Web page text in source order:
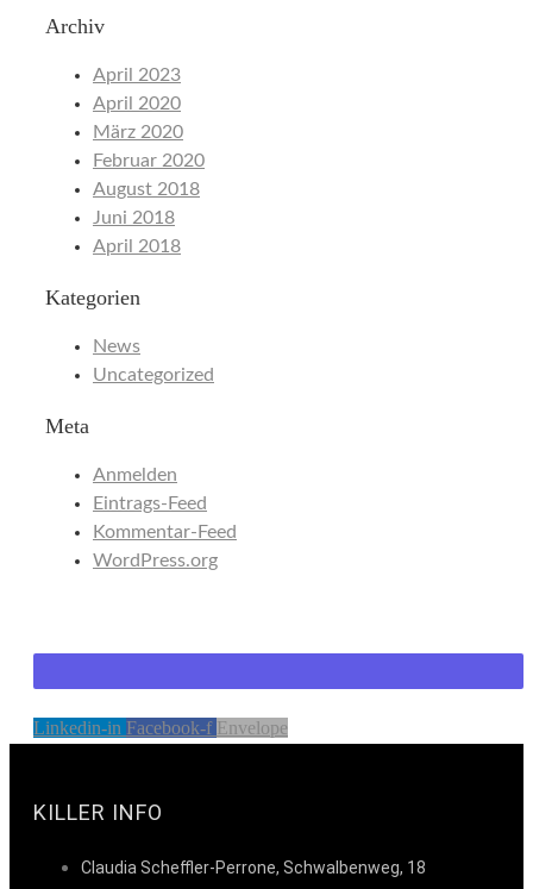
Archiv
April 2023
April 2020
März 2020
Februar 2020
August 2018
Juni 2018
April 2018
Kategorien
News
Uncategorized
Meta
Anmelden
Eintrags-Feed
Kommentar-Feed
WordPress.org
Linkedin-in Facebook-f Envelope
KILLER INFO
Claudia Scheffler-Perrone, Schwalbenweg, 18